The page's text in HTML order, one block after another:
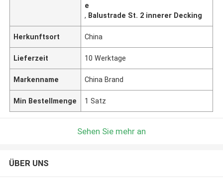
e
, Balustrade St. 2 innerer Decking
Herkunftsort China
Lieferzeit 10 Werktage
Markenname China Brand
Min Bestellmenge 1 Satz
Sehen Sie mehr an
ÜBER UNS